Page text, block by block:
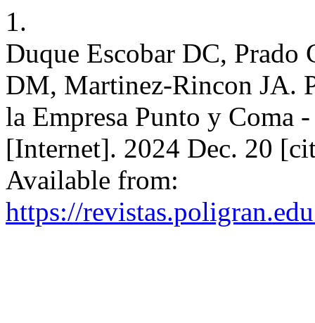
1.
Duque Escobar DC,
DM, Martinez-Rincon JA.
la Empresa Punto y Coma
[Internet]. 2024 Dec. 20
Available from:
https://